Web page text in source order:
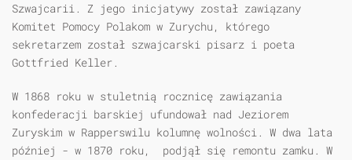
Szwajcarii. Z jego inicjatywy został zawiązany
Komitet Pomocy Polakom w Zurychu, którego
sekretarzem został szwajcarski pisarz i poeta
Gottfried Keller.
W 1868 roku w stuletnią rocznicę zawiązania
konfederacji barskiej ufundował nad Jeziorem
Zuryskim w Rapperswilu kolumnę wolności. W dwa lata
później - w 1870 roku, podjął się remontu zamku. W